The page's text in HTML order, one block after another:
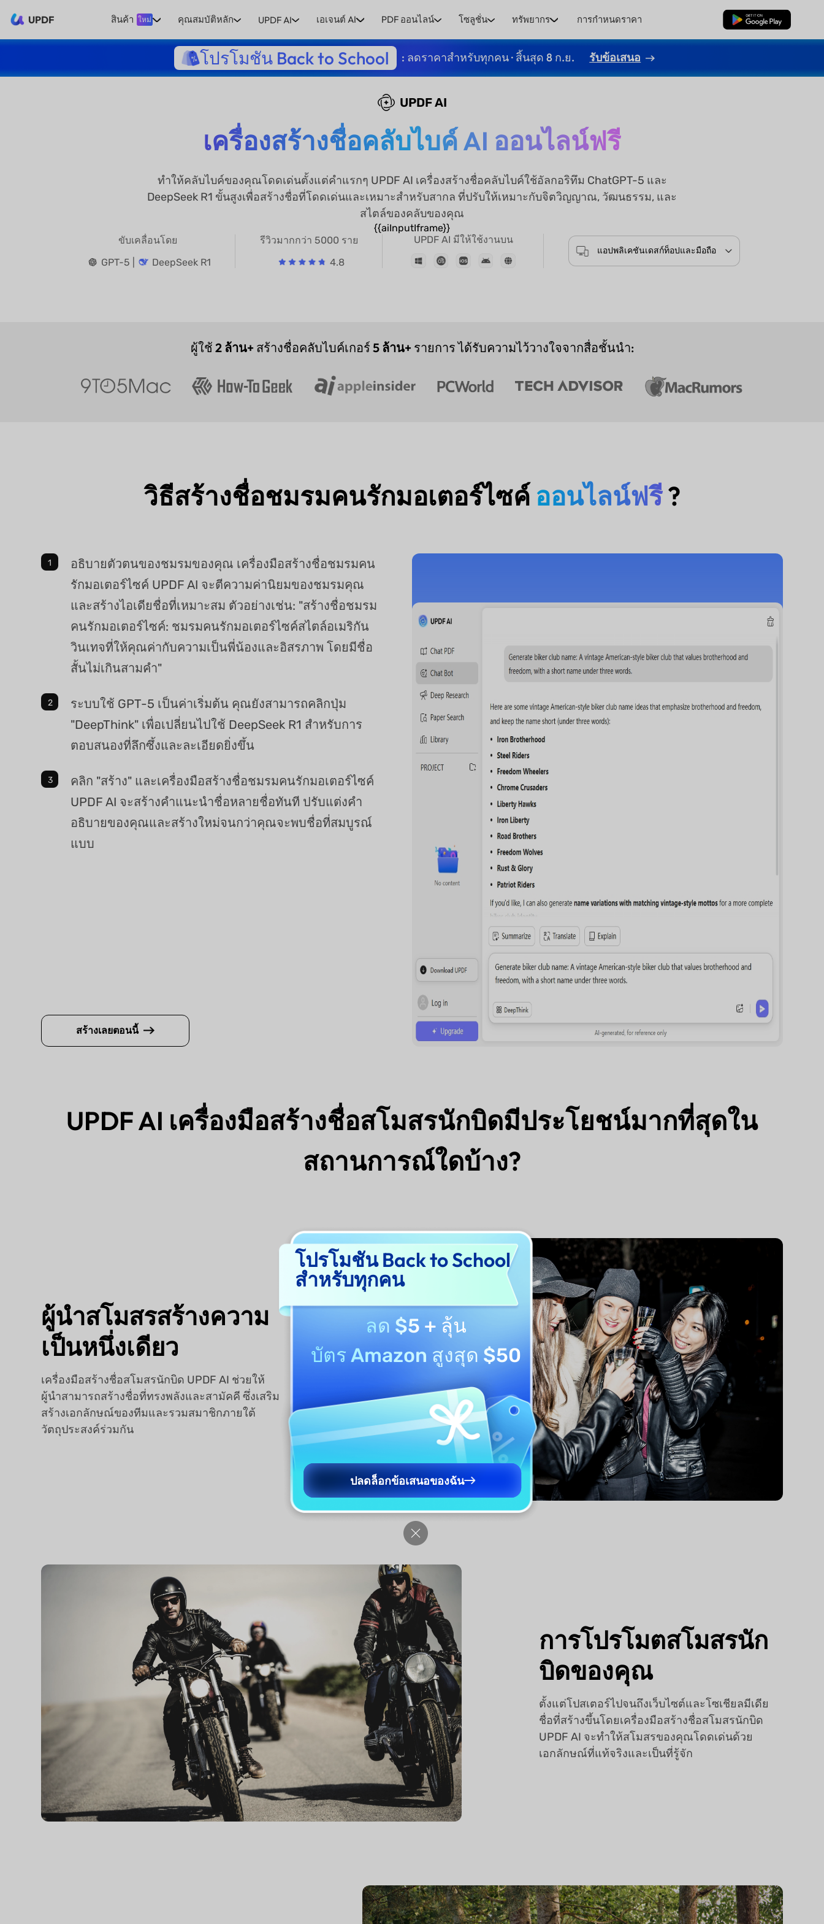
UPDF สินค้า ใหม่ คุณสมบัติหลัก UPDF AI เอเจนต์ AI PDF ออนไลน์ โซลูชั่น ทรัพยากร การกำหนดราคา ดาวน์โหลดฟรี
โปรโมชัน Back to School : ลดราคาสำหรับทุกคน · สิ้นสุด 8 ก.ย. รับข้อเสนอ
UPDF AI
เครื่องสร้างชื่อคลับไบค์ AI ออนไลน์ฟรี
ทำให้คลับไบค์ของคุณโดดเด่นตั้งแต่คำแรกๆ UPDF AI เครื่องสร้างชื่อคลับไบค์ใช้อัลกอริทึม ChatGPT-5 และ
DeepSeek R1 ขั้นสูงเพื่อสร้างชื่อที่โดดเด่นและเหมาะสำหรับสากล ที่ปรับให้เหมาะกับจิตวิญญาณ, วัฒนธรรม, และ
สไตล์ของคลับของคุณ
{{aiInputIframe}}
ขับเคลื่อนโดย
GPT-5 |
DeepSeek R1
รีวิวมากกว่า 5000 ราย
4.8
UPDF AI มีให้ใช้งานบน
แอปพลิเคชันเดสก์ท็อปและมือถือ
ผู้ใช้ 2 ล้าน+ สร้างชื่อคลับไบค์เกอร์ 5 ล้าน+ รายการ ได้รับความไว้วางใจจากสื่อชั้นนำ:
วิธีสร้างชื่อชมรมคนรักมอเตอร์ไซค์ ออนไลน์ฟรี?
อธิบายตัวตนของชมรมของคุณ เครื่องมือสร้างชื่อชมรมคน
รักมอเตอร์ไซค์ UPDF AI จะตีความค่านิยมของชมรมคุณ
และสร้างไอเดียชื่อที่เหมาะสม ตัวอย่างเช่น: "สร้างชื่อชมรม
คนรักมอเตอร์ไซค์: ชมรมคนรักมอเตอร์ไซค์สไตล์อเมริกัน
วินเทจที่ให้คุณค่ากับความเป็นพี่น้องและอิสรภาพ โดยมีชื่อ
สั้นไม่เกินสามคำ"
ระบบใช้ GPT-5 เป็นค่าเริ่มต้น คุณยังสามารถคลิกปุ่ม
"DeepThink" เพื่อเปลี่ยนไปใช้ DeepSeek R1 สำหรับการ
ตอบสนองที่ลึกซึ้งและละเอียดยิ่งขึ้น
คลิก "สร้าง" และเครื่องมือสร้างชื่อชมรมคนรักมอเตอร์ไซค์
UPDF AI จะสร้างคำแนะนำชื่อหลายชื่อทันที ปรับแต่งคำ
อธิบายของคุณและสร้างใหม่จนกว่าคุณจะพบชื่อที่สมบูรณ์
แบบ
สร้างเลยตอนนี้
UPDF AI เครื่องมือสร้างชื่อสโมสรนักบิดมีประโยชน์มากที่สุดใน
สถานการณ์ใดบ้าง?
ผู้นำสโมสรสร้างความ
เป็นหนึ่งเดียว
เครื่องมือสร้างชื่อสโมสรนักบิด UPDF AI ช่วยให้
ผู้นำสามารถสร้างชื่อที่ทรงพลังและสามัคคี ซึ่งเสริม
สร้างเอกลักษณ์ของทีมและรวมสมาชิกภายใต้
วัตถุประสงค์ร่วมกัน
การโปรโมตสโมสรนัก
บิดของคุณ
ตั้งแต่โปสเตอร์ไปจนถึงเว็บไซต์และโซเชียลมีเดีย
ชื่อที่สร้างขึ้นโดยเครื่องมือสร้างชื่อสโมสรนักบิด
UPDF AI จะทำให้สโมสรของคุณโดดเด่นด้วย
เอกลักษณ์ที่แท้จริงและเป็นที่รู้จัก
โปรโมชัน Back to School
สำหรับทุกคน
ลด $5 + ลุ้น
บัตร Amazon สูงสุด $50
ปลดล็อกข้อเสนอของฉัน